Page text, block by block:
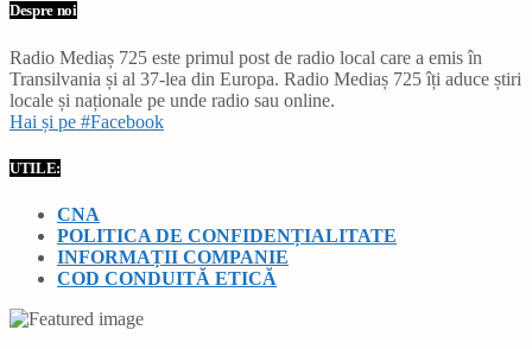
Despre noi
Radio Mediaș 725 este primul post de radio local care a emis în
Transilvania și al 37-lea din Europa. Radio Mediaș 725 îți aduce știri
locale și naționale pe unde radio sau online.
Hai și pe #Facebook
UTILE:
CNA
POLITICA DE CONFIDENȚIALITATE
INFORMAȚII COMPANIE
COD CONDUITĂ ETICĂ